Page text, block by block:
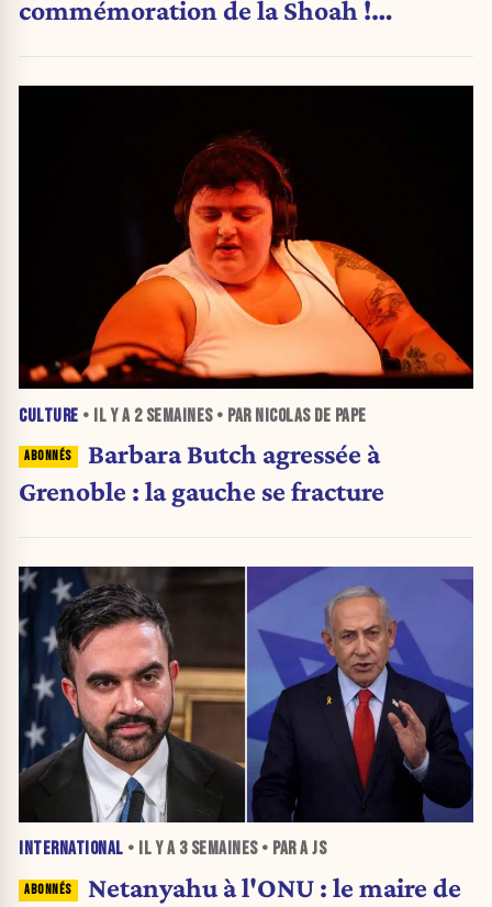
commémoration de la Shoah !
CULTURE • IL Y A 2 SEMAINES• PAR NICOLAS DE PAPE
Barbara Butch agressée à
Grenoble : la gauche se fracture
INTERNATIONAL • IL Y A 3 SEMAINES• PAR A JS
Netanyahu à l'ONU : le maire de